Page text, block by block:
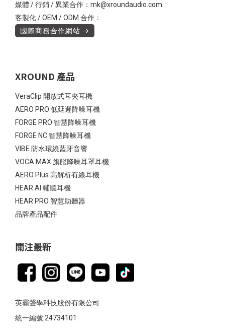
媒體 / 行銷 / 異業合作：mk@xroundaudio.com
客製化 / OEM / ODM 合作：
國際商務合作網站 →
XROUND 產品
VeraClip 開放式耳夾耳機
AERO PRO 低延遲降噪耳機
FORGE PRO 智慧降噪耳機
FORGE NC 智慧降噪耳機
VIBE 防水環繞藍牙音響
VOCA MAX 旗艦降噪耳罩耳機
AERO Plus 高解析有線耳機
HEAR AI 輔聽耳機
HEAR PRO 智慧助聽器
品牌產品配件
關注最新
英霸聲學科技股份有限公司
統一編號:24734101